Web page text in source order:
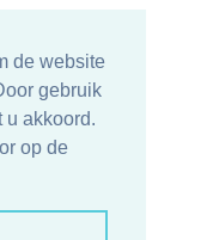
de website
gebruik
u akkoord.
op de